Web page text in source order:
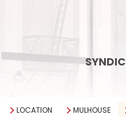
SYNDIC
LOCATION MULHOUSE